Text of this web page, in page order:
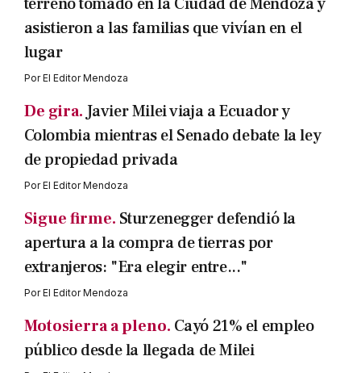
asistieron a las familias que vivían en el
lugar
PorEl Editor Mendoza
De gira. Javier Milei viaja a Ecuador y
Colombia mientras el Senado debate la ley
de propiedad privada
PorEl Editor Mendoza
Sigue firme. Sturzenegger defendió la
apertura a la compra de tierras por
extranjeros: "Era elegir entre..."
PorEl Editor Mendoza
Motosierra a pleno. Cayó 21% el empleo
público desde la llegada de Milei